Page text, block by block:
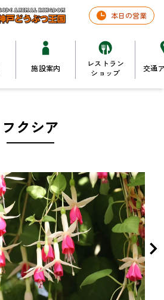
本日の営業
施設案内
レストラン
ショップ
交通
フクシア